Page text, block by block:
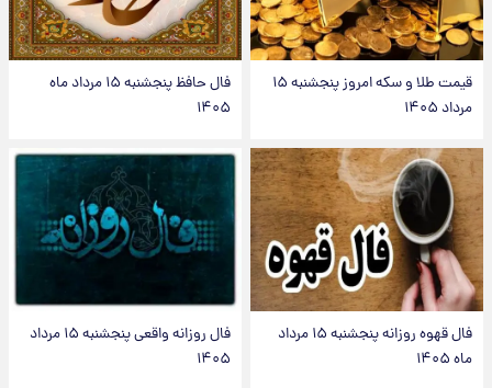
قیمت طلا و سکه امروز پنجشنبه ۱۵
مرداد ۱۴۰۵
فال حافظ پنجشنبه ۱۵ مرداد ماه
۱۴۰۵
فال قهوه روزانه پنجشنبه ۱۵ مرداد
ماه ۱۴۰۵
فال روزانه واقعی پنجشنبه ۱۵ مرداد
۱۴۰۵